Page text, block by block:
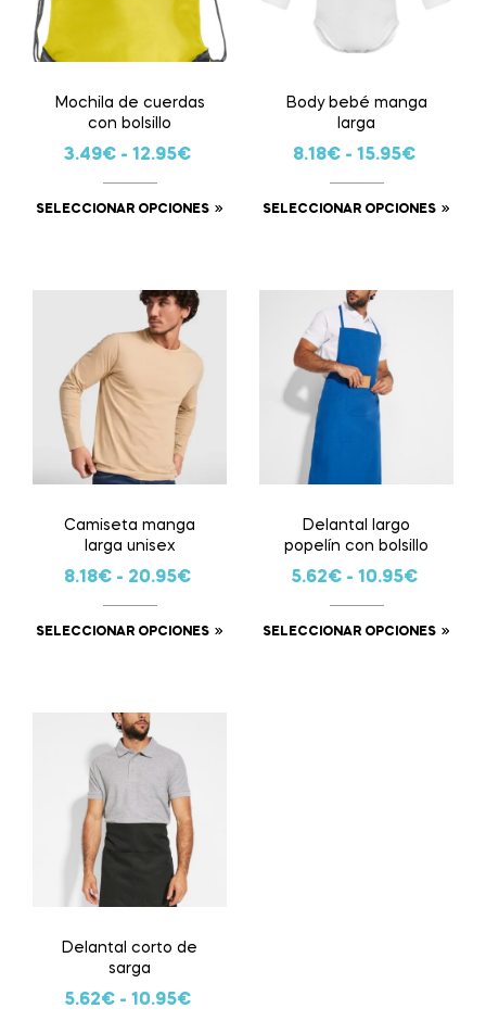
Mochila de cuerdas
con bolsillo
3.49€- 12.95€
SELECCIONAR OPCIONES
Body bebé manga
larga
8.18€- 15.95€
SELECCIONAR OPCIONES
Camiseta manga
larga unisex
8.18€- 20.95€
SELECCIONAR OPCIONES
Delantal largo
popelín con bolsillo
5.62€- 10.95€
SELECCIONAR OPCIONES
Delantal corto de
sarga
5.62€- 10.95€